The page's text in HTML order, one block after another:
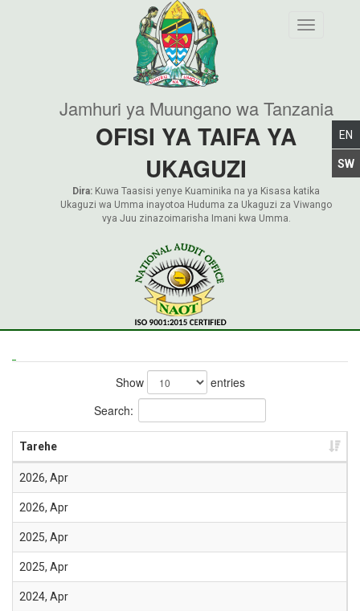
Toggle
Jamhuri ya Muungano wa Tanzania
OFISI YA TAIFA YA
UKAGUZI
Dira: Kuwa Taasisi yenye Kuaminika na ya Kisasa katika
Ukaguzi wa Umma inayotoa Huduma za Ukaguzi za Viwango
vya Juu zinazoimarisha Imani kwa Umma.
Show
entries
Search:
Tarehe
2026, Apr
2026, Apr
2025, Apr
2025, Apr
2024, Apr